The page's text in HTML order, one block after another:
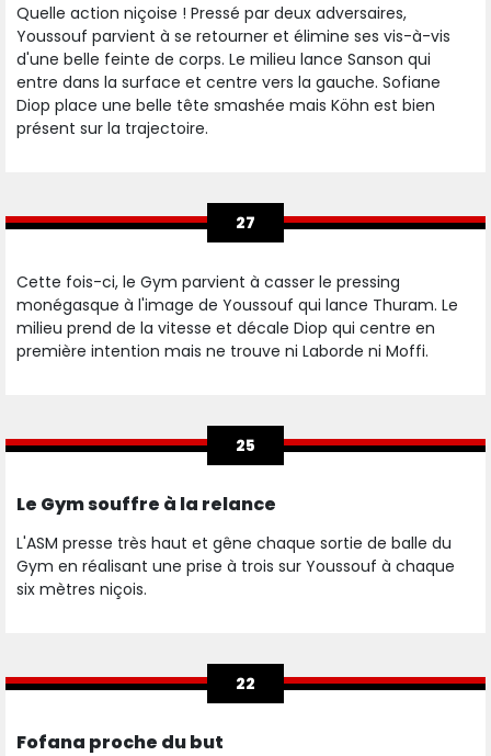
Quelle action niçoise ! Pressé par deux adversaires,
Youssouf parvient à se retourner et élimine ses vis-à-vis
d'une belle feinte de corps. Le milieu lance Sanson qui
entre dans la surface et centre vers la gauche. Sofiane
Diop place une belle tête smashée mais Köhn est bien
présent sur la trajectoire.
27
Cette fois-ci, le Gym parvient à casser le pressing
monégasque à l'image de Youssouf qui lance Thuram. Le
milieu prend de la vitesse et décale Diop qui centre en
première intention mais ne trouve ni Laborde ni Moffi.
25
Le Gym souffre à la relance
L'ASM presse très haut et gêne chaque sortie de balle du
Gym en réalisant une prise à trois sur Youssouf à chaque
six mètres niçois.
22
Fofana proche du but